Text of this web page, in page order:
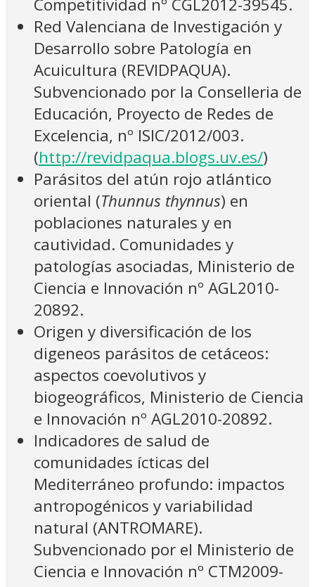
Competitividad nº CGL2012-39545.
Red Valenciana de Investigación y
Desarrollo sobre Patología en
Acuicultura (REVIDPAQUA).
Subvencionado por la Conselleria de
Educación, Proyecto de Redes de
Excelencia, nº ISIC/2012/003.
(http://revidpaqua.blogs.uv.es/)
Parásitos del atún rojo atlántico
oriental (Thunnus thynnus) en
poblaciones naturales y en
cautividad. Comunidades y
patologías asociadas, Ministerio de
Ciencia e Innovación nº AGL2010-
20892.
Origen y diversificación de los
digeneos parásitos de cetáceos:
aspectos coevolutivos y
biogeográficos, Ministerio de Ciencia
e Innovación nº AGL2010-20892.
Indicadores de salud de
comunidades ícticas del
Mediterráneo profundo: impactos
antropogénicos y variabilidad
natural (ANTROMARE).
Subvencionado por el Ministerio de
Ciencia e Innovación nº CTM2009-